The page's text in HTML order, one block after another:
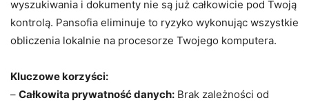
wyszukiwania i dokumenty nie są już całkowicie pod Twoją
kontrolą. Pansofia eliminuje to ryzyko wykonując wszystkie
obliczenia lokalnie na procesorze Twojego komputera.
Kluczowe korzyści:
– Całkowita prywatność danych: Brak zależności od